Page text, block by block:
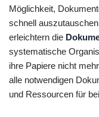
Möglichkeit,
schnell
erleichtern die
systematische
ihre Papiere nicht
alle notwendigen
und Ressourcen für